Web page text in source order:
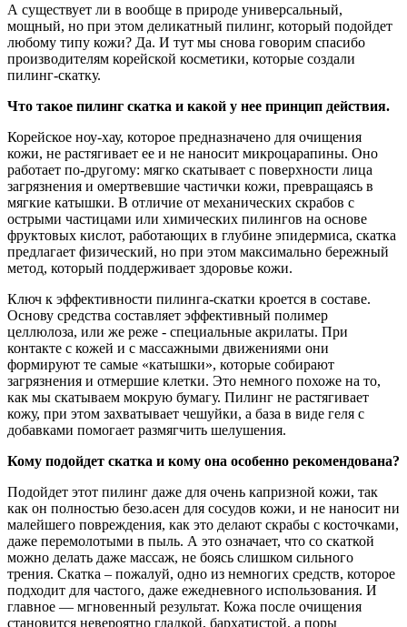
А существует ли в вообще в природе универсальный,
мощный, но при этом деликатный пилинг, который подойдет
любому типу кожи? Да. И тут мы снова говорим спасибо
производителям корейской косметики, которые создали
пилинг-скатку.
Что такое пилинг скатка и какой у нее принцип действия.
Корейское ноу-хау, которое предназначено для очищения
кожи, не растягивает ее и не наносит микроцарапины. Оно
работает по-другому: мягко скатывает с поверхности лица
загрязнения и омертвевшие частички кожи, превращаясь в
мягкие катышки. В отличие от механических скрабов с
острыми частицами или химических пилингов на основе
фруктовых кислот, работающих в глубине эпидермиса, скатка
предлагает физический, но при этом максимально бережный
метод, который поддерживает здоровье кожи.
Ключ к эффективности пилинга-скатки кроется в составе.
Основу средства составляет эффективный полимер
целлюлоза, или же реже - специальные акрилаты. При
контакте с кожей и с массажными движениями они
формируют те самые «катышки», которые собирают
загрязнения и отмершие клетки. Это немного похоже на то,
как мы скатываем мокрую бумагу. Пилинг не растягивает
кожу, при этом захватывает чешуйки, а база в виде геля с
добавками помогает размягчить шелушения.
Кому подойдет скатка и кому она особенно рекомендована?
Подойдет этот пилинг даже для очень капризной кожи, так
как он полностью безо.асен для сосудов кожи, и не наносит ни
малейшего повреждения, как это делают скрабы с косточками,
даже перемолотыми в пыль. А это означает, что со скаткой
можно делать даже массаж, не боясь слишком сильного
трения. Скатка – пожалуй, одно из немногих средств, которое
подходит для частого, даже ежедневного использования. И
главное — мгновенный результат. Кожа после очищения
становится невероятно гладкой, бархатистой, а поры